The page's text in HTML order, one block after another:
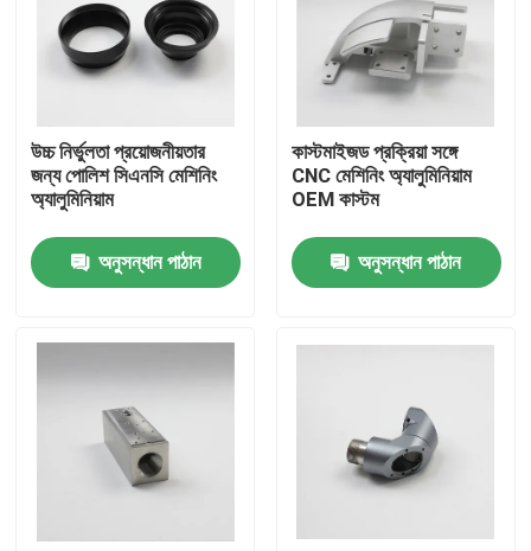
ভিডিও
VR প্রদর্শন
আমাদের সম্পর্কে
কারখানা ভ্রমণ
উদ্ধৃতির জন্য আবেদন
কাস্টম সিএনসি যন্ত্রাংশ
CNC মিলিং যন্ত্রাংশ
উচ্চ নির্ভুলতা প্রয়োজনীয়তার
জন্য পোলিশ সিএনসি মেশিনিং
অ্যালুমিনিয়াম
অনুসন্ধান পাঠান
কাস্টমাইজড প্রক্রিয়া সঙ্গে
CNC মেশিনিং অ্যালুমিনিয়াম
OEM কাস্টম
অনুসন্ধান পাঠান